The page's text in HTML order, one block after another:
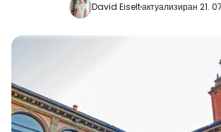
David Eiseltактуализиран 21.
Продължете с
Продължете с имейл